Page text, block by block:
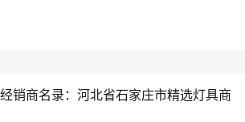
销商名录：河北省石家庄市精选灯具商